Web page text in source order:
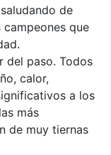
de
que
del paso. Todos
calor,
a los
más
de muy tiernas